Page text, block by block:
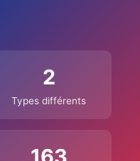
2
Types différents